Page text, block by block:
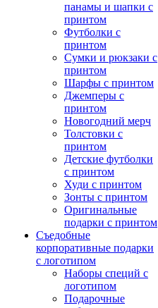
панамы и шапки с
принтом
Футболки с
принтом
Сумки и рюкзаки с
принтом
Шарфы с принтом
Джемперы с
принтом
Новогодний мерч
Толстовки с
принтом
Детские футболки
с принтом
Худи с принтом
Зонты с принтом
Оригинальные
подарки с принтом
Съедобные
корпоративные подарки
с логотипом
Наборы специй с
логотипом
Подарочные